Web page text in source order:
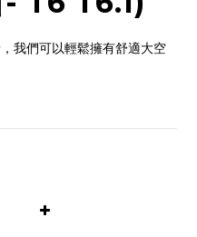
我們可以輕鬆擁有舒適大空